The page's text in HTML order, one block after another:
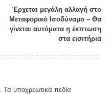
Έρχεται μεγάλη αλλαγή στο
Μεταφορικό Ισοδύναμο – Θα
γίνεται αυτόματα η έκπτωση
στα εισιτήρια
Τα υποχρεωτικά πεδία